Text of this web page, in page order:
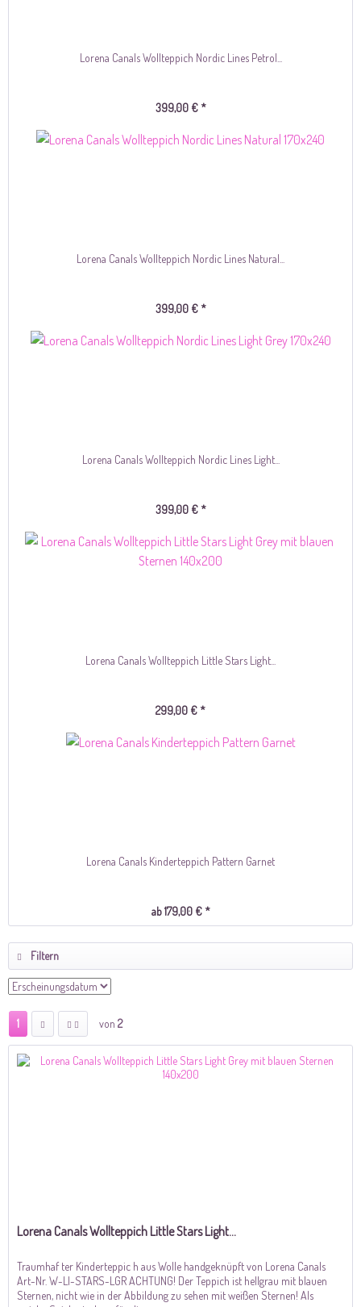
Lorena Canals Wollteppich Nordic Lines Petrol...
399,00 € *
Lorena Canals Wollteppich Nordic Lines Natural...
399,00 € *
Lorena Canals Wollteppich Nordic Lines Light...
399,00 € *
Lorena Canals Wollteppich Little Stars Light...
299,00 € *
Lorena Canals Kinderteppich Pattern Garnet
ab 179,00 € *
Filtern
1 von 2
Lorena Canals Wollteppich Little Stars Light...
Traumhaf ter Kinderteppic h aus Wolle handgeknüpft von Lorena Canals
Art-Nr. W-LI-STARS-LGR ACHTUNG! Der Teppich ist hellgrau mit blauen
Sternen, nicht wie in der Abbildung zu sehen mit weißen Sternen! Als